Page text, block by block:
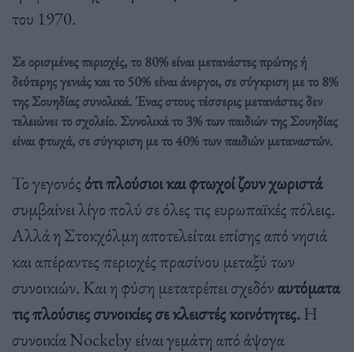
του 1970.
Σε ορισμένες περιοχές, το 80% είναι μετανάστες πρώτης ή
δεύτερης γενιάς και το 50% είναι άνεργοι, σε σύγκριση με το 8%
της Σουηδίας συνολικά. Ένας στους τέσσερις μετανάστες δεν
τελειώνει το σχολείο. Συνολικά το 3% των παιδιών της Σουηδίας
είναι φτωχά, σε σύγκριση με το 40% των παιδιών μεταναστών.
Το γεγονός ότι πλούσιοι και φτωχοί ζουν χωριστά
συμβαίνει λίγο πολύ σε όλες τις ευρωπαϊκές πόλεις.
Αλλά η Στοκχόλμη αποτελείται επίσης από νησιά
και απέραντες περιοχές πρασίνου μεταξύ των
συνοικιών. Και η φύση μετατρέπει σχεδόν αυτόματα
τις πλούσιες συνοικίες σε κλειστές κοινότητες.Η
συνοικία Nockeby είναι γεμάτη από άψογα